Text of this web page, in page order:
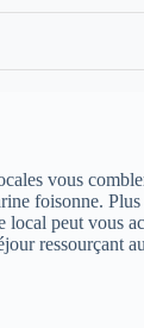
vous
foisonne.
peut vous
ressourçant